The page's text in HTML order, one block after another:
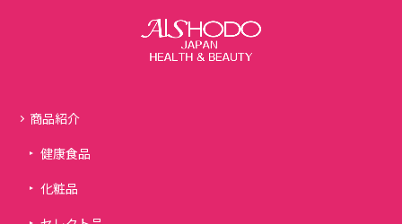
商品紹介
健康食品
化粧品